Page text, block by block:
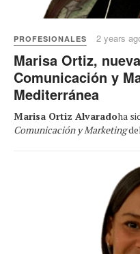
PROFESIONALES 2 years
Marisa Ortiz,
Comunicación y
Mediterránea
Marisa Ortiz Alvaradoha
Comunicación y Marketing